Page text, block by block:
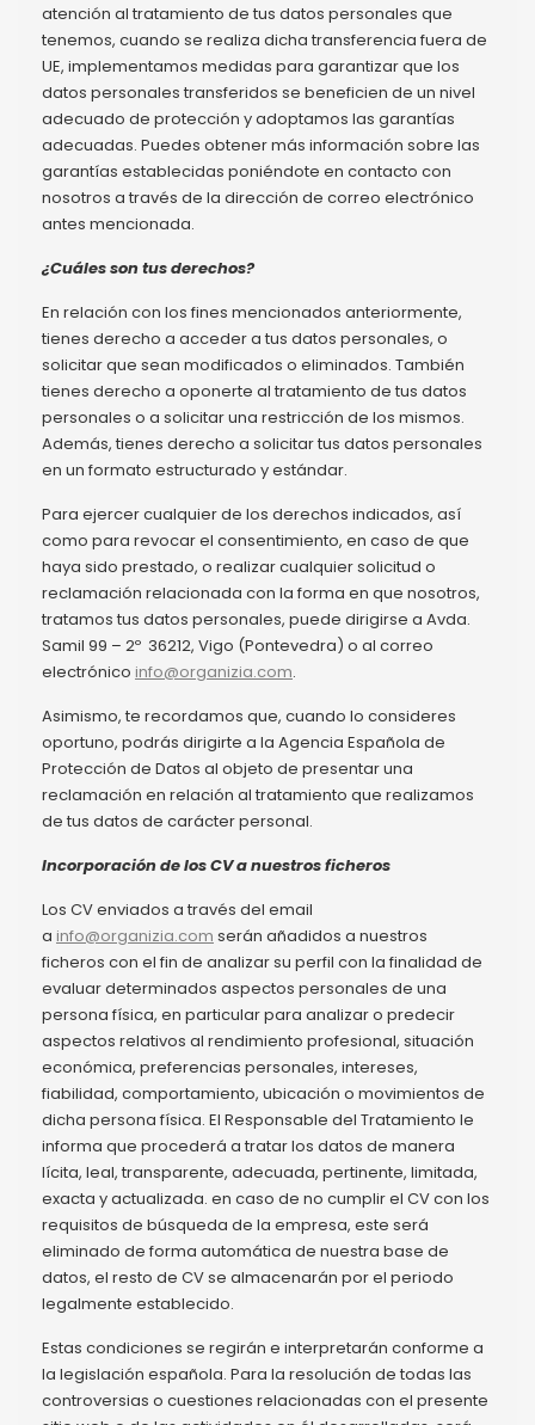
atención al tratamiento de tus datos personales que
tenemos, cuando se realiza dicha transferencia fuera de
UE, implementamos medidas para garantizar que los
datos personales transferidos se beneficien de un nivel
adecuado de protección y adoptamos las garantías
adecuadas. Puedes obtener más información sobre las
garantías establecidas poniéndote en contacto con
nosotros a través de la dirección de correo electrónico
antes mencionada.
¿Cuáles son tus derechos?
En relación con los fines mencionados anteriormente,
tienes derecho a acceder a tus datos personales, o
solicitar que sean modificados o eliminados. También
tienes derecho a oponerte al tratamiento de tus datos
personales o a solicitar una restricción de los mismos.
Además, tienes derecho a solicitar tus datos personales
en un formato estructurado y estándar.
Para ejercer cualquier de los derechos indicados, así
como para revocar el consentimiento, en caso de que
haya sido prestado, o realizar cualquier solicitud o
reclamación relacionada con la forma en que nosotros,
tratamos tus datos personales, puede dirigirse a Avda.
Samil 99 – 2º 36212, Vigo (Pontevedra) o al correo
electrónico info@organizia.com.
Asimismo, te recordamos que, cuando lo consideres
oportuno, podrás dirigirte a la Agencia Española de
Protección de Datos al objeto de presentar una
reclamación en relación al tratamiento que realizamos
de tus datos de carácter personal.
Incorporación de los CV a nuestros ficheros
Los CV enviados a través del email
a info@organizia.com serán añadidos a nuestros
ficheros con el fin de analizar su perfil con la finalidad de
evaluar determinados aspectos personales de una
persona física, en particular para analizar o predecir
aspectos relativos al rendimiento profesional, situación
económica, preferencias personales, intereses,
fiabilidad, comportamiento, ubicación o movimientos de
dicha persona física. El Responsable del Tratamiento le
informa que procederá a tratar los datos de manera
lícita, leal, transparente, adecuada, pertinente, limitada,
exacta y actualizada. en caso de no cumplir el CV con los
requisitos de búsqueda de la empresa, este será
eliminado de forma automática de nuestra base de
datos, el resto de CV se almacenarán por el periodo
legalmente establecido.
Estas condiciones se regirán e interpretarán conforme a
la legislación española. Para la resolución de todas las
controversias o cuestiones relacionadas con el presente